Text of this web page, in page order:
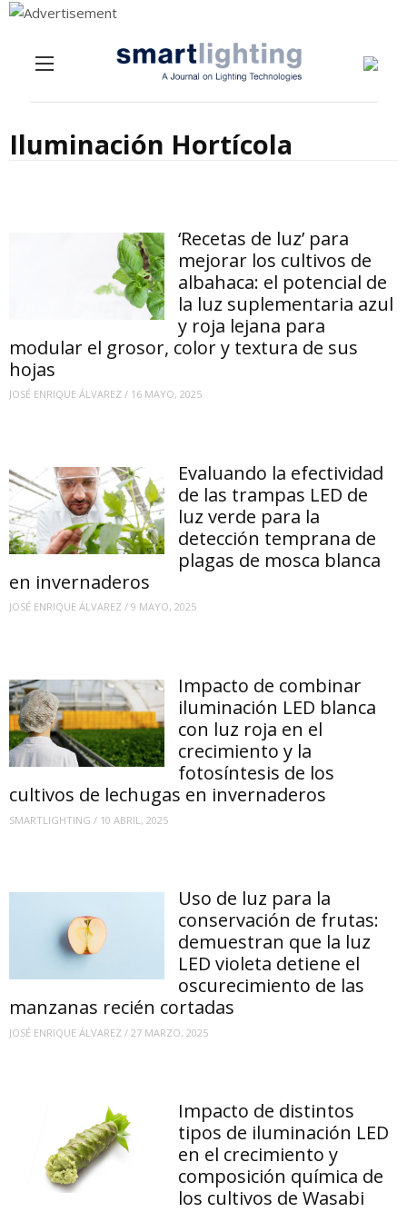
Iluminación Hortícola
‘Recetas de luz’ para
mejorar los cultivos de
albahaca: el potencial de
la luz suplementaria azul
y roja lejana para
modular el grosor, color y textura de sus
hojas
JOSÉ ENRIQUE ÁLVAREZ / 16 MAYO, 2025
Evaluando la efectividad
de las trampas LED de
luz verde para la
detección temprana de
plagas de mosca blanca
en invernaderos
JOSÉ ENRIQUE ÁLVAREZ / 9 MAYO, 2025
Impacto de combinar
iluminación LED blanca
con luz roja en el
crecimiento y la
fotosíntesis de los
cultivos de lechugas en invernaderos
SMARTLIGHTING / 10 ABRIL, 2025
Uso de luz para la
conservación de frutas:
demuestran que la luz
LED violeta detiene el
oscurecimiento de las
manzanas recién cortadas
JOSÉ ENRIQUE ÁLVAREZ / 27 MARZO, 2025
Impacto de distintos
tipos de iluminación LED
en el crecimiento y
composición química de
los cultivos de Wasabi